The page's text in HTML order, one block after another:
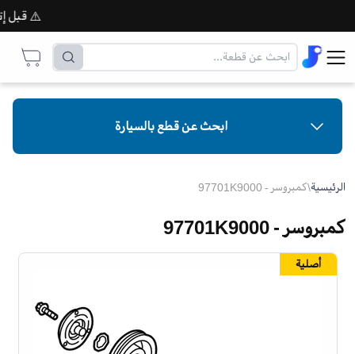
⚠️ قبل
ابحث عن قطع بالسيارة
الرئيسية\كمبروسر - 97701K9000
كمبروسر - 97701K9000
أصلية